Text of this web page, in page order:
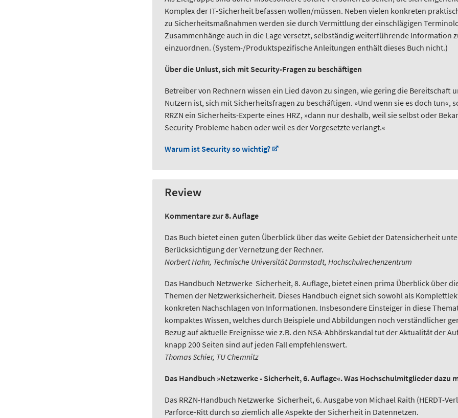
Komplex der IT-Sicherheit befassen wollen/müssen. Neben vielen konkreten
zu Sicherheitsmaßnahmen werden sie durch Vermittlung der einschlägigen
Zusammenhänge auch in die Lage versetzt, selbständig weiterführende Information
einzuordnen. (System-/Produktspezifische Anleitungen enthält dieses Buch nicht.)
Über die Unlust, sich mit Security-Fragen zu beschäftigen
Betreiber von Rechnern wissen ein Lied davon zu singen, wie gering die Bereitschaft
Nutzern ist, sich mit Sicherheitsfragen zu beschäftigen. »Und wenn sie es doch tun«,
RRZN ein Sicherheits-Experte eines HRZ, »dann nur deshalb, weil sie selbst oder
Security-Probleme haben oder weil es der Vorgesetzte verlangt.«
Warum ist Security so wichtig?
Review
Kommentare zur 8. Auflage
Das Buch bietet einen guten Überblick über das weite Gebiet der Datensicherheit
Berücksichtigung der Vernetzung der Rechner.
Norbert Hahn, Technische Universität Darmstadt, Hochschulrechenzentrum
Das Handbuch Netzwerke  Sicherheit, 8. Auflage, bietet einen prima Überblick über
Themen der Netzwerksicherheit. Dieses Handbuch eignet sich sowohl als
konkreten Nachschlagen von Informationen. Insbesondere Einsteiger in diese
kompaktes Wissen, welches durch Beispiele und Abbildungen noch verständlicher
Bezug auf aktuelle Ereignisse wie z.B. den NSA-Abhörskandal tut der Aktualität der
knapp 200 Seiten sind auf jeden Fall empfehlenswert.
Thomas Schier, TU Chemnitz
Das Handbuch »Netzwerke - Sicherheit, 6. Auflage«. Was Hochschulmitglieder dazu
Das RRZN-Handbuch Netzwerke  Sicherheit, 6. Ausgabe von Michael Raith (HERDT-
Parforce-Ritt durch so ziemlich alle Aspekte der Sicherheit in Datennetzen.